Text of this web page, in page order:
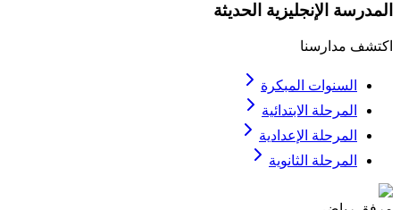
المدرسة الإنجليزية الحديثة
اكتشف مدارسنا
السنوات المبكرة
المرحلة الابتدائية
المرحلة الإعدادية
المرحلة الثانوية